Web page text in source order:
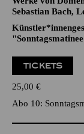
Sebastian Bach,
TICKETS
25,00 €
Abo 10: